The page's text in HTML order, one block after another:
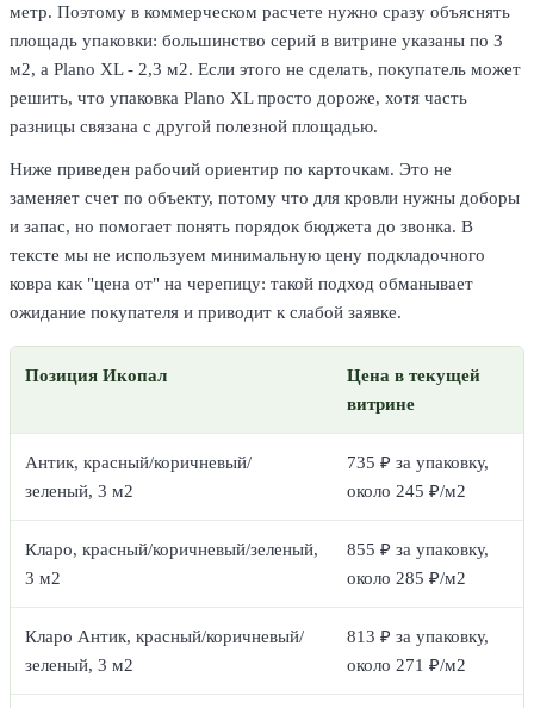
метр. Поэтому в коммерческом расчете нужно сразу объяснять
площадь упаковки: большинство серий в витрине указаны по 3
м2, а Plano XL - 2,3 м2. Если этого не сделать, покупатель может
решить, что упаковка Plano XL просто дороже, хотя часть
разницы связана с другой полезной площадью.
Ниже приведен рабочий ориентир по карточкам. Это не
заменяет счет по объекту, потому что для кровли нужны доборы
и запас, но помогает понять порядок бюджета до звонка. В
тексте мы не используем минимальную цену подкладочного
ковра как "цена от" на черепицу: такой подход обманывает
ожидание покупателя и приводит к слабой заявке.
Позиция Икопал
Цена в текущей
витрине
Антик, красный/коричневый/
зеленый, 3 м2
735 ₽ за упаковку,
около 245 ₽/м2
Кларо, красный/коричневый/зеленый,
3 м2
855 ₽ за упаковку,
около 285 ₽/м2
Кларо Антик, красный/коричневый/
зеленый, 3 м2
813 ₽ за упаковку,
около 271 ₽/м2